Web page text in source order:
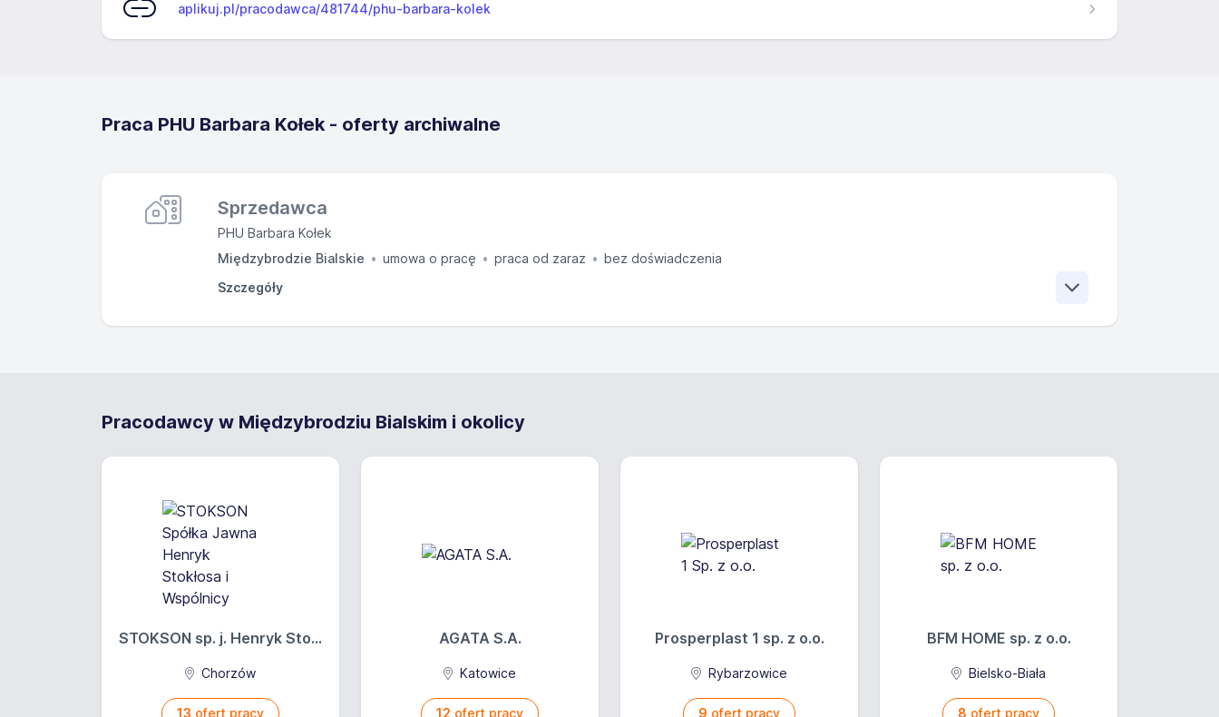
aplikuj.pl/pracodawca/481744/phu-barbara-kolek
Praca PHU Barbara Kołek - oferty archiwalne
Sprzedawca
PHU Barbara Kołek
Międzybrodzie Bialskie
umowa o pracę praca od zaraz
bez doświadczenia
Szczegóły
Zakres obowiązków
zajmiesz się obsługą Klienta zgodnie z najwyższymi standardami Lewiatana
zajmiesz się utrzymywaniem porządku we wskazanych działach sklepu oraz będziesz brać aktywny udział w
Wymagania
kultura osobista i życzliwość
Oferujemy
Pracodawcy w Międzybrodziu Bialskim i okolicy
STOKSON sp. j. Henryk Sto...
Chorzów
13 ofert pracy
AGATA S.A.
Katowice
12 ofert pracy
Prosperplast 1 sp. z o.o.
Rybarzowice
9 ofert pracy
BFM HOME sp. z o.o.
Bielsko-Biała
8 ofert pracy